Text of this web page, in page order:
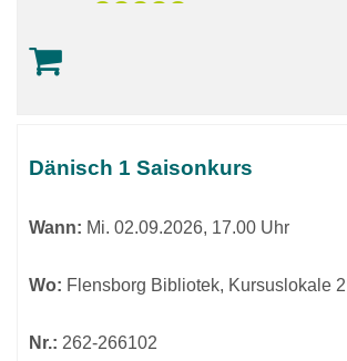
Dänisch 1 Saisonkurs
Wann: Mi. 02.09.2026, 17.00 Uhr
Wo: Flensborg Bibliotek, Kursuslokale 2
Nr.: 262-266102